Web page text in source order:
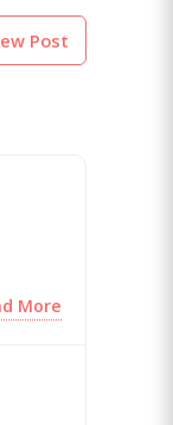
Post
More